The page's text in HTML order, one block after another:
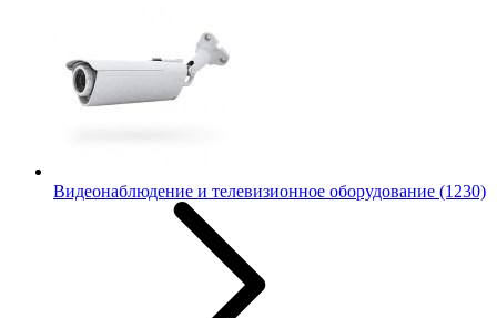
Видеонаблюдение и телевизионное оборудование (1230)